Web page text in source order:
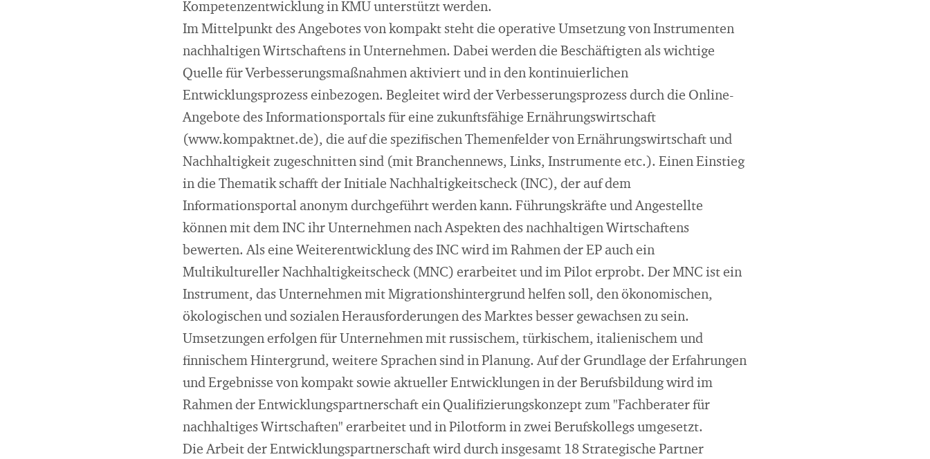
Kompetenzentwicklung in KMU unterstützt werden.
Im Mittelpunkt des Angebotes von kompakt steht die operative Umsetzung von Instrumenten
nachhaltigen Wirtschaftens in Unternehmen. Dabei werden die Beschäftigten als wichtige
Quelle für Verbesserungsmaßnahmen aktiviert und in den kontinuierlichen
Entwicklungsprozess einbezogen. Begleitet wird der Verbesserungsprozess durch die Online-
Angebote des Informationsportals für eine zukunftsfähige Ernährungswirtschaft
(www.kompaktnet.de), die auf die spezifischen Themenfelder von Ernährungswirtschaft und
Nachhaltigkeit zugeschnitten sind (mit Branchennews, Links, Instrumente etc.). Einen Einstieg
in die Thematik schafft der Initiale Nachhaltigkeitscheck (INC), der auf dem
Informationsportal anonym durchgeführt werden kann. Führungskräfte und Angestellte
können mit dem INC ihr Unternehmen nach Aspekten des nachhaltigen Wirtschaftens
bewerten. Als eine Weiterentwicklung des INC wird im Rahmen der EP auch ein
Multikultureller Nachhaltigkeitscheck (MNC) erarbeitet und im Pilot erprobt. Der MNC ist ein
Instrument, das Unternehmen mit Migrationshintergrund helfen soll, den ökonomischen,
ökologischen und sozialen Herausforderungen des Marktes besser gewachsen zu sein.
Umsetzungen erfolgen für Unternehmen mit russischem, türkischem, italienischem und
finnischem Hintergrund, weitere Sprachen sind in Planung. Auf der Grundlage der Erfahrungen
und Ergebnisse von kompakt sowie aktueller Entwicklungen in der Berufsbildung wird im
Rahmen der Entwicklungspartnerschaft ein Qualifizierungskonzept zum "Fachberater für
nachhaltiges Wirtschaften" erarbeitet und in Pilotform in zwei Berufskollegs umgesetzt.
Die Arbeit der Entwicklungspartnerschaft wird durch insgesamt 18 Strategische Partner